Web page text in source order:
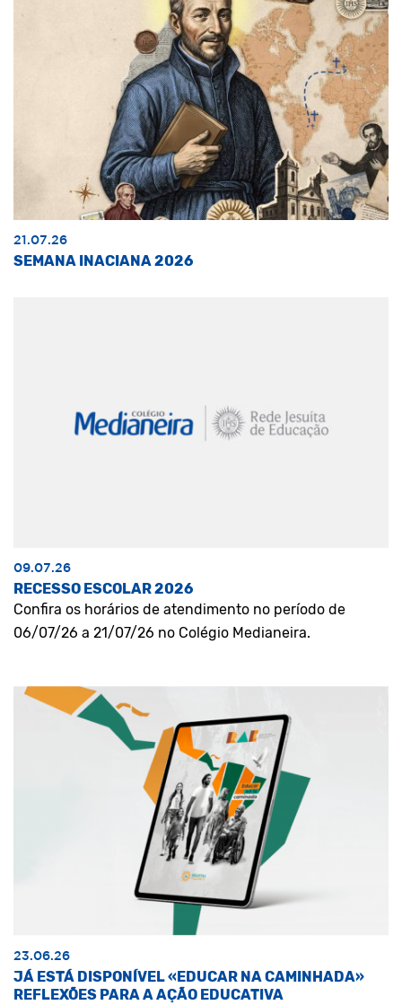
21.07.26
SEMANA INACIANA 2026
09.07.26
RECESSO ESCOLAR 2026
Confira os horários de atendimento no período de
06/07/26 a 21/07/26 no Colégio Medianeira.
23.06.26
JÁ ESTÁ DISPONÍVEL «EDUCAR NA CAMINHADA»
REFLEXÕES PARA A AÇÃO EDUCATIVA